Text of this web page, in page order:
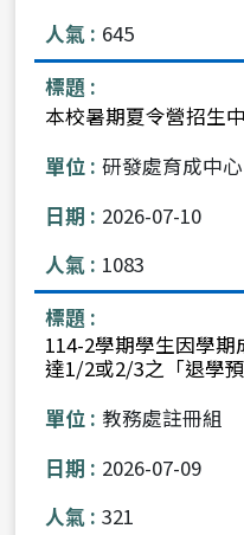
645
本校暑期夏令營招生
研發處育成中心
2026-07-10
1083
114-2學期學生因學
達1/2或2/3之「退學
教務處註冊組
2026-07-09
321